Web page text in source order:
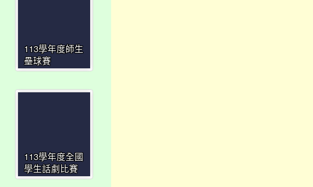
113學年度師生
壘球賽
113學年度全國
學生話劇比賽